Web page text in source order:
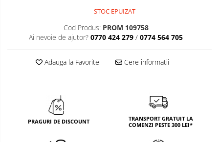
TEMATICA MEDITERANEANA
TEMATICA BOTANICA / VEGETALA
TEMATICA ROMANTICA
DECOR HALLOWEEN
STOC EPUIZAT
Cod Produs: PROM 109758
Ai nevoie de ajutor? 0770 424 279 / 0774 564 705
Adauga la Favorite Cere informatii
PRAGURI DE DISCOUNT
TRANSPORT GRATUIT LA
COMENZI PESTE 300 LEI*